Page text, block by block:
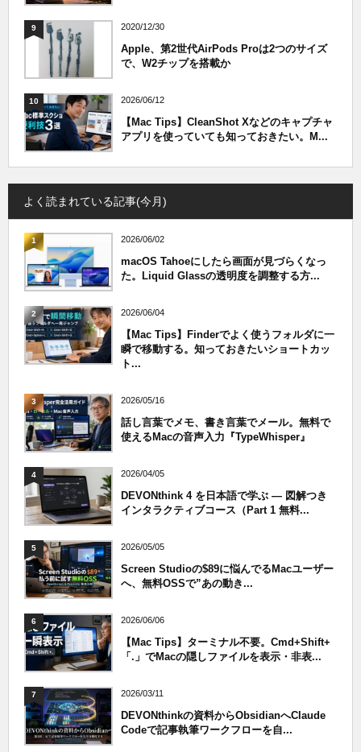
9 2020/12/30
Apple、第2世代AirPods Proは2つのサイズ
で、W2チップを搭載か
10 2026/06/12
【Mac Tips】CleanShot Xなどのキャプチャ
アプリを使っていても知っておきたい。M...
よく読まれている記事(今月)
1 2026/06/02
macOS Tahoeにしたら画面が見づらくなっ
た。Liquid Glassの透明度を調整する方...
2 2026/06/04
【Mac Tips】Finderでよく使うフォルダに一
瞬で移動する。知っておきたいショートカッ
ト...
3 2026/05/16
話し言葉でメモ、書き言葉でメール。無料で
使えるMacの音声入力『TypeWhisper』
4 2026/04/05
DEVONthink 4 を日本語で学ぶ — 図解つき
インタラクティブコース（Part 1 無料...
5 2026/05/05
Screen Studioの$89に悩んでるMacユーザー
へ、無料OSSで”あの動き...
6 2026/06/06
【Mac Tips】ターミナル不要。Cmd+Shift+
「.」でMacの隠しファイルを表示・非表...
7 2026/03/11
DEVONthinkの資料からObsidianへClaude
Codeで記事執筆ワークフローを自...